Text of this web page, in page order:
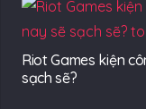
Riot Games kiện
sạch sẽ?